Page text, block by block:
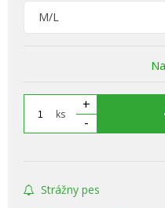
M/L
ks
+
-
Strážny pes